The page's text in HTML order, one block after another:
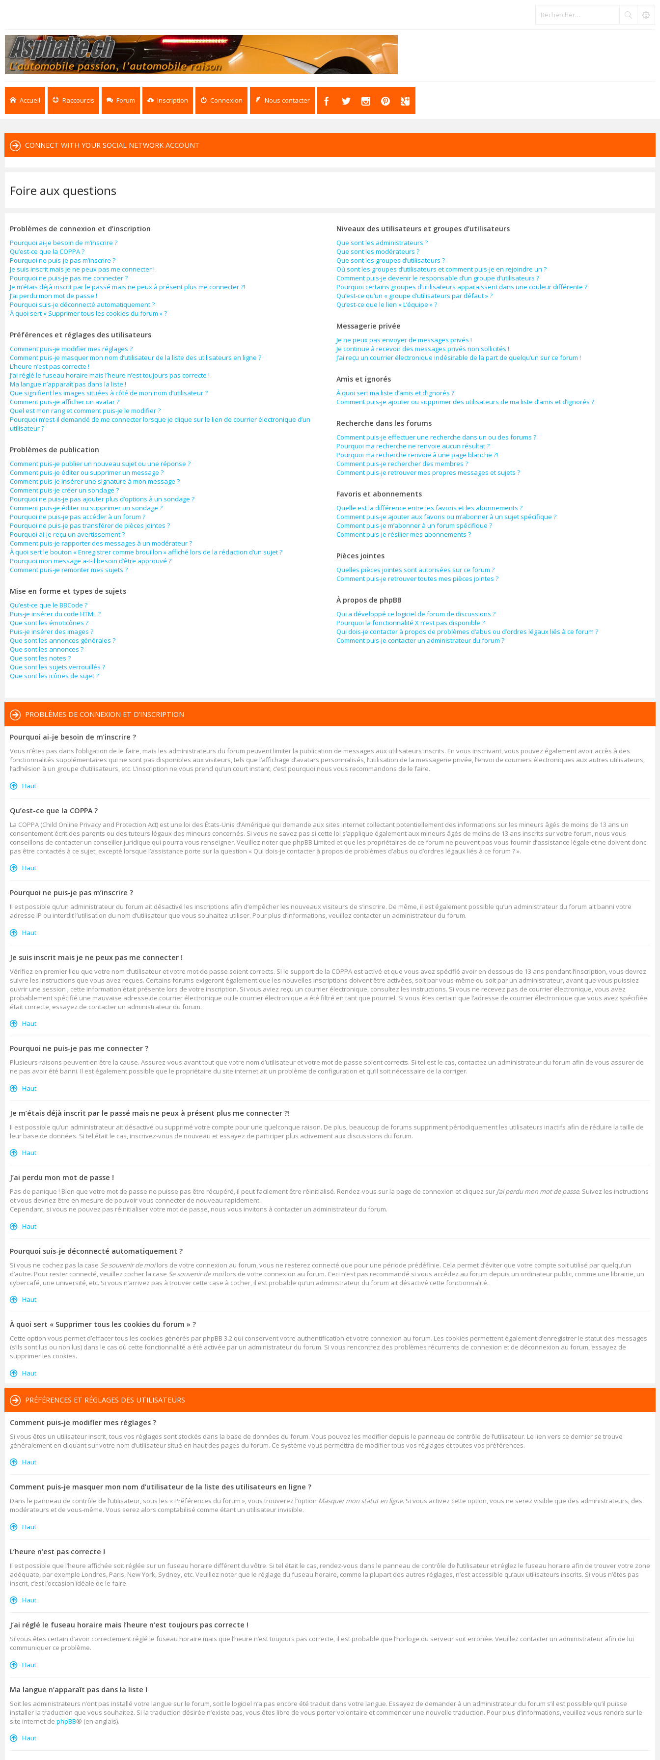
Accueil Raccourcis Forum Inscription Connexion Nous contacter
CONNECT WITH YOUR SOCIAL NETWORK ACCOUNT
Foire aux questions
Problèmes de connexion et d’inscription
Pourquoi ai-je besoin de m’inscrire ?
Qu’est-ce que la COPPA ?
Pourquoi ne puis-je pas m’inscrire ?
Je suis inscrit mais je ne peux pas me connecter !
Pourquoi ne puis-je pas me connecter ?
Je m’étais déjà inscrit par le passé mais ne peux à présent plus me connecter ?!
J’ai perdu mon mot de passe !
Pourquoi suis-je déconnecté automatiquement ?
À quoi sert « Supprimer tous les cookies du forum » ?
Préférences et réglages des utilisateurs
Comment puis-je modifier mes réglages ?
Comment puis-je masquer mon nom d’utilisateur de la liste des utilisateurs en ligne ?
L’heure n’est pas correcte !
J’ai réglé le fuseau horaire mais l’heure n’est toujours pas correcte !
Ma langue n’apparaît pas dans la liste !
Que signifient les images situées à côté de mon nom d’utilisateur ?
Comment puis-je afficher un avatar ?
Quel est mon rang et comment puis-je le modifier ?
Pourquoi m’est-il demandé de me connecter lorsque je clique sur le lien de courrier électronique d’un
utilisateur ?
Problèmes de publication
Comment puis-je publier un nouveau sujet ou une réponse ?
Comment puis-je éditer ou supprimer un message ?
Comment puis-je insérer une signature à mon message ?
Comment puis-je créer un sondage ?
Pourquoi ne puis-je pas ajouter plus d’options à un sondage ?
Comment puis-je éditer ou supprimer un sondage ?
Pourquoi ne puis-je pas accéder à un forum ?
Pourquoi ne puis-je pas transférer de pièces jointes ?
Pourquoi ai-je reçu un avertissement ?
Comment puis-je rapporter des messages à un modérateur ?
À quoi sert le bouton « Enregistrer comme brouillon » affiché lors de la rédaction d’un sujet ?
Pourquoi mon message a-t-il besoin d’être approuvé ?
Comment puis-je remonter mes sujets ?
Mise en forme et types de sujets
Qu’est-ce que le BBCode ?
Puis-je insérer du code HTML ?
Que sont les émoticônes ?
Puis-je insérer des images ?
Que sont les annonces générales ?
Que sont les annonces ?
Que sont les notes ?
Que sont les sujets verrouillés ?
Que sont les icônes de sujet ?
Niveaux des utilisateurs et groupes d’utilisateurs
Que sont les administrateurs ?
Que sont les modérateurs ?
Que sont les groupes d’utilisateurs ?
Où sont les groupes d’utilisateurs et comment puis-je en rejoindre un ?
Comment puis-je devenir le responsable d’un groupe d’utilisateurs ?
Pourquoi certains groupes d’utilisateurs apparaissent dans une couleur différente ?
Qu’est-ce qu’un « groupe d’utilisateurs par défaut » ?
Qu’est-ce que le lien « L’équipe » ?
Messagerie privée
Je ne peux pas envoyer de messages privés !
Je continue à recevoir des messages privés non sollicités !
J’ai reçu un courrier électronique indésirable de la part de quelqu’un sur ce forum !
Amis et ignorés
À quoi sert ma liste d’amis et d’ignorés ?
Comment puis-je ajouter ou supprimer des utilisateurs de ma liste d’amis et d’ignorés ?
Recherche dans les forums
Comment puis-je effectuer une recherche dans un ou des forums ?
Pourquoi ma recherche ne renvoie aucun résultat ?
Pourquoi ma recherche renvoie à une page blanche ?!
Comment puis-je rechercher des membres ?
Comment puis-je retrouver mes propres messages et sujets ?
Favoris et abonnements
Quelle est la différence entre les favoris et les abonnements ?
Comment puis-je ajouter aux favoris ou m’abonner à un sujet spécifique ?
Comment puis-je m’abonner à un forum spécifique ?
Comment puis-je résilier mes abonnements ?
Pièces jointes
Quelles pièces jointes sont autorisées sur ce forum ?
Comment puis-je retrouver toutes mes pièces jointes ?
À propos de phpBB
Qui a développé ce logiciel de forum de discussions ?
Pourquoi la fonctionnalité X n’est pas disponible ?
Qui dois-je contacter à propos de problèmes d’abus ou d’ordres légaux liés à ce forum ?
Comment puis-je contacter un administrateur du forum ?
PROBLÈMES DE CONNEXION ET D’INSCRIPTION
Pourquoi ai-je besoin de m’inscrire ?
Vous n’êtes pas dans l’obligation de le faire, mais les administrateurs du forum peuvent limiter la publication de messages aux utilisateurs inscrits. En vous inscrivant, vous pouvez également avoir accès à des
fonctionnalités supplémentaires qui ne sont pas disponibles aux visiteurs, tels que l’affichage d’avatars personnalisés, l’utilisation de la messagerie privée, l’envoi de courriers électroniques aux autres utilisateurs,
l’adhésion à un groupe d’utilisateurs, etc. L’inscription ne vous prend qu’un court instant, c’est pourquoi nous vous recommandons de le faire.
Haut
Qu’est-ce que la COPPA ?
La COPPA (Child Online Privacy and Protection Act) est une loi des États-Unis d’Amérique qui demande aux sites internet collectant potentiellement des informations sur les mineurs âgés de moins de 13 ans un
consentement écrit des parents ou des tuteurs légaux des mineurs concernés. Si vous ne savez pas si cette loi s’applique également aux mineurs âgés de moins de 13 ans inscrits sur votre forum, nous vous
conseillons de contacter un conseiller juridique qui pourra vous renseigner. Veuillez noter que phpBB Limited et que les propriétaires de ce forum ne peuvent pas vous fournir d’assistance légale et ne doivent donc
pas être contactés à ce sujet, excepté lorsque l’assistance porte sur la question « Qui dois-je contacter à propos de problèmes d’abus ou d’ordres légaux liés à ce forum ? ».
Haut
Pourquoi ne puis-je pas m’inscrire ?
Il est possible qu’un administrateur du forum ait désactivé les inscriptions afin d’empêcher les nouveaux visiteurs de s’inscrire. De même, il est également possible qu’un administrateur du forum ait banni votre
adresse IP ou interdit l’utilisation du nom d’utilisateur que vous souhaitez utiliser. Pour plus d’informations, veuillez contacter un administrateur du forum.
Haut
Je suis inscrit mais je ne peux pas me connecter !
Vérifiez en premier lieu que votre nom d’utilisateur et votre mot de passe soient corrects. Si le support de la COPPA est activé et que vous avez spécifié avoir en dessous de 13 ans pendant l’inscription, vous devrez
suivre les instructions que vous avez reçues. Certains forums exigeront également que les nouvelles inscriptions doivent être activées, soit par vous-même ou soit par un administrateur, avant que vous puissiez
ouvrir une session ; cette information était présente lors de votre inscription. Si vous aviez reçu un courrier électronique, consultez les instructions. Si vous ne recevez pas de courrier électronique, vous avez
probablement spécifié une mauvaise adresse de courrier électronique ou le courrier électronique a été filtré en tant que pourriel. Si vous êtes certain que l’adresse de courrier électronique que vous avez spécifiée
était correcte, essayez de contacter un administrateur du forum.
Haut
Pourquoi ne puis-je pas me connecter ?
Plusieurs raisons peuvent en être la cause. Assurez-vous avant tout que votre nom d’utilisateur et votre mot de passe soient corrects. Si tel est le cas, contactez un administrateur du forum afin de vous assurer de
ne pas avoir été banni. Il est également possible que le propriétaire du site internet ait un problème de configuration et qu’il soit nécessaire de la corriger.
Haut
Je m’étais déjà inscrit par le passé mais ne peux à présent plus me connecter ?!
Il est possible qu’un administrateur ait désactivé ou supprimé votre compte pour une quelconque raison. De plus, beaucoup de forums suppriment périodiquement les utilisateurs inactifs afin de réduire la taille de
leur base de données. Si tel était le cas, inscrivez-vous de nouveau et essayez de participer plus activement aux discussions du forum.
Haut
J’ai perdu mon mot de passe !
Pas de panique ! Bien que votre mot de passe ne puisse pas être récupéré, il peut facilement être réinitialisé. Rendez-vous sur la page de connexion et cliquez sur J’ai perdu mon mot de passe. Suivez les instructions
et vous devriez être en mesure de pouvoir vous connecter de nouveau rapidement.
Cependant, si vous ne pouvez pas réinitialiser votre mot de passe, nous vous invitons à contacter un administrateur du forum.
Haut
Pourquoi suis-je déconnecté automatiquement ?
Si vous ne cochez pas la case Se souvenir de moilors de votre connexion au forum, vous ne resterez connecté que pour une période prédéfinie. Cela permet d’éviter que votre compte soit utilisé par quelqu’un
d’autre. Pour rester connecté, veuillez cocher la case Se souvenir de moilors de votre connexion au forum. Ceci n’est pas recommandé si vous accédez au forum depuis un ordinateur public, comme une librairie, un
cybercafé, une université, etc. Si vous n’arrivez pas à trouver cette case à cocher, il est probable qu’un administrateur du forum ait désactivé cette fonctionnalité.
Haut
À quoi sert « Supprimer tous les cookies du forum » ?
Cette option vous permet d’effacer tous les cookies générés par phpBB 3.2 qui conservent votre authentification et votre connexion au forum. Les cookies permettent également d’enregistrer le statut des messages
(s’ils sont lus ou non lus) dans le cas où cette fonctionnalité a été activée par un administrateur du forum. Si vous rencontrez des problèmes récurrents de connexion et de déconnexion au forum, essayez de
supprimer les cookies.
Haut
PRÉFÉRENCES ET RÉGLAGES DES UTILISATEURS
Comment puis-je modifier mes réglages ?
Si vous êtes un utilisateur inscrit, tous vos réglages sont stockés dans la base de données du forum. Vous pouvez les modifier depuis le panneau de contrôle de l’utilisateur. Le lien vers ce dernier se trouve
généralement en cliquant sur votre nom d’utilisateur situé en haut des pages du forum. Ce système vous permettra de modifier tous vos réglages et toutes vos préférences.
Haut
Comment puis-je masquer mon nom d’utilisateur de la liste des utilisateurs en ligne ?
Dans le panneau de contrôle de l’utilisateur, sous les « Préférences du forum », vous trouverez l’option Masquer mon statut en ligne. Si vous activez cette option, vous ne serez visible que des administrateurs, des
modérateurs et de vous-même. Vous serez alors comptabilisé comme étant un utilisateur invisible.
Haut
L’heure n’est pas correcte !
Il est possible que l’heure affichée soit réglée sur un fuseau horaire différent du vôtre. Si tel était le cas, rendez-vous dans le panneau de contrôle de l’utilisateur et réglez le fuseau horaire afin de trouver votre zone
adéquate, par exemple Londres, Paris, New York, Sydney, etc. Veuillez noter que le réglage du fuseau horaire, comme la plupart des autres réglages, n’est accessible qu’aux utilisateurs inscrits. Si vous n’êtes pas
inscrit, c’est l’occasion idéale de le faire.
Haut
J’ai réglé le fuseau horaire mais l’heure n’est toujours pas correcte !
Si vous êtes certain d’avoir correctement réglé le fuseau horaire mais que l’heure n’est toujours pas correcte, il est probable que l’horloge du serveur soit erronée. Veuillez contacter un administrateur afin de lui
communiquer ce problème.
Haut
Ma langue n’apparaît pas dans la liste !
Soit les administrateurs n’ont pas installé votre langue sur le forum, soit le logiciel n’a pas encore été traduit dans votre langue. Essayez de demander à un administrateur du forum s’il est possible qu’il puisse
installer la traduction que vous souhaitez. Si la traduction désirée n’existe pas, vous êtes libre de vous porter volontaire et commencer une nouvelle traduction. Pour plus d’informations, veuillez vous rendre sur le
site internet de phpBB® (en anglais).
Haut